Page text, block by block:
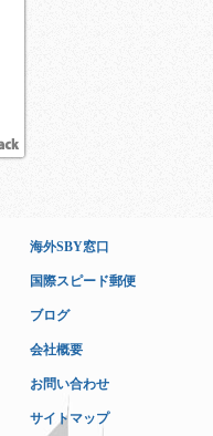
海外SBY窓口
国際スピード郵便
ブログ
会社概要
お問い合わせ
サイトマップ